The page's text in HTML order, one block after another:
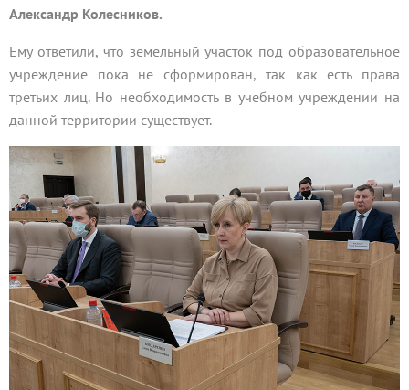
Александр Колесников.
Ему ответили, что земельный участок под образовательное
учреждение пока не сформирован, так как есть права
третьих лиц. Но необходимость в учебном учреждении на
данной территории существует.